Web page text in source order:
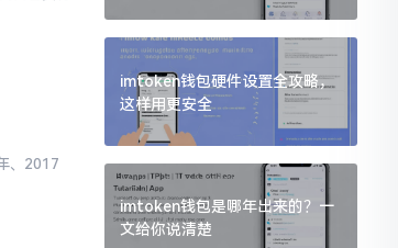
、2017
imtoken钱包硬件设置全攻略，
这样用更安全
imtoken钱包是哪年出来的？一
文给你说清楚